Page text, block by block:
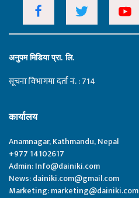
अनुपम मिडिया प्रा. लि.
सूचना विभागमा दर्ता नं. : 714
कार्यालय
Anamnagar, Kathmandu, Nepal
+977 14102617
Admin:Info@dainiki.com
News:dainiki.com@gmail.com
Marketing:marketing@dainiki.com